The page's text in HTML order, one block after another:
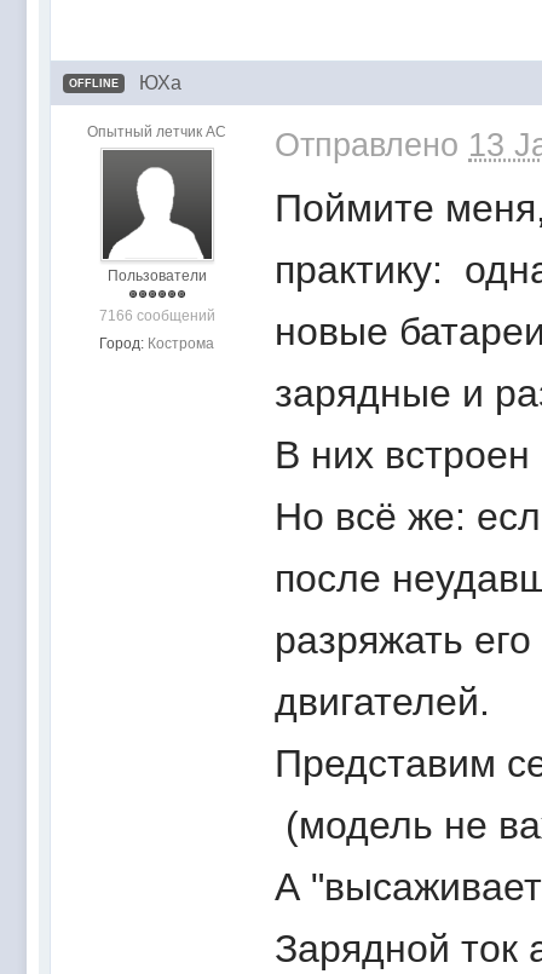
OFFLINE ЮХа
Опытный летчик АС
Пользователи
7166 сообщений
Город: Кострома
Отправлено 13
Поймите
практику:
новые
зарядные и
В них
Но всё же:
после
разряжать
двигателей.
Представим
(модель не
А
Зарядной ток